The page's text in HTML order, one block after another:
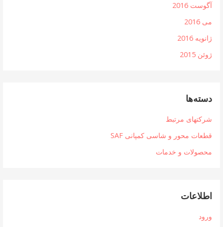
آگوست 2016
می 2016
ژانویه 2016
ژوئن 2015
دسته‌ها
شرکتهای مرتبط
قطعات محور و شاسی کمپانی SAF
محصولات و خدمات
اطلاعات
ورود